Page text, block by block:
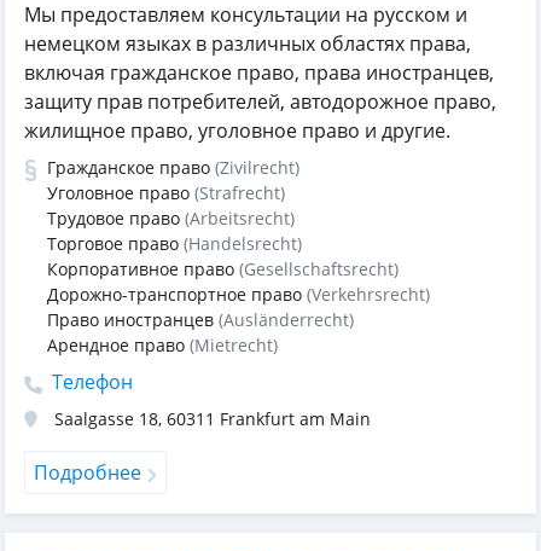
Мы предоставляем консультации на русском и
немецком языках в различных областях права,
включая гражданское право, права иностранцев,
защиту прав потребителей, автодорожное право,
жилищное право, уголовное право и другие.
Гражданское право (Zivilrecht)
Уголовное право (Strafrecht)
Трудовое право (Arbeitsrecht)
Торговое право (Handelsrecht)
Корпоративное право (Gesellschaftsrecht)
Дорожно-транспортное право (Verkehrsrecht)
Право иностранцев (Ausländerrecht)
Арендное право (Mietrecht)
Телефон
Saalgasse 18, 60311 Frankfurt am Main
Подробнее